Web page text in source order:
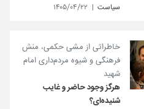
سیاست ۱۴۰۵/۰۴/۲۲
خاطراتی از مشی حکمی، منش
فرهنگی و شیوه مردم‌داری امام
شهید
هرگز وجود حاضر و غایب
شنیده‌ای؟